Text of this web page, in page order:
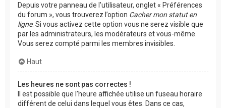
Depuis votre panneau de l’utilisateur, onglet « Préférences
du forum », vous trouverez l’option Cacher mon statut en
ligne. Si vous activez cette option vous ne serez visible que
par les administrateurs, les modérateurs et vous-même.
Vous serez compté parmi les membres invisibles.
Haut
Les heures ne sont pas correctes !
Il est possible que l’heure affichée utilise un fuseau horaire
différent de celui dans lequel vous êtes. Dans ce cas,